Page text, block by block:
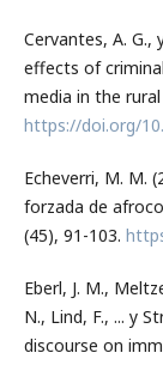
Cervantes, A. G.,
effects of
media in the
https://doi.org/
Echeverri, M. M.
forzada de
(45), 91-103.
Eberl, J. M.,
N., Lind, F., ... y
discourse on